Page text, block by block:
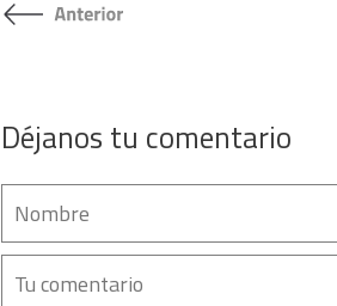
Déjanos tu comentario